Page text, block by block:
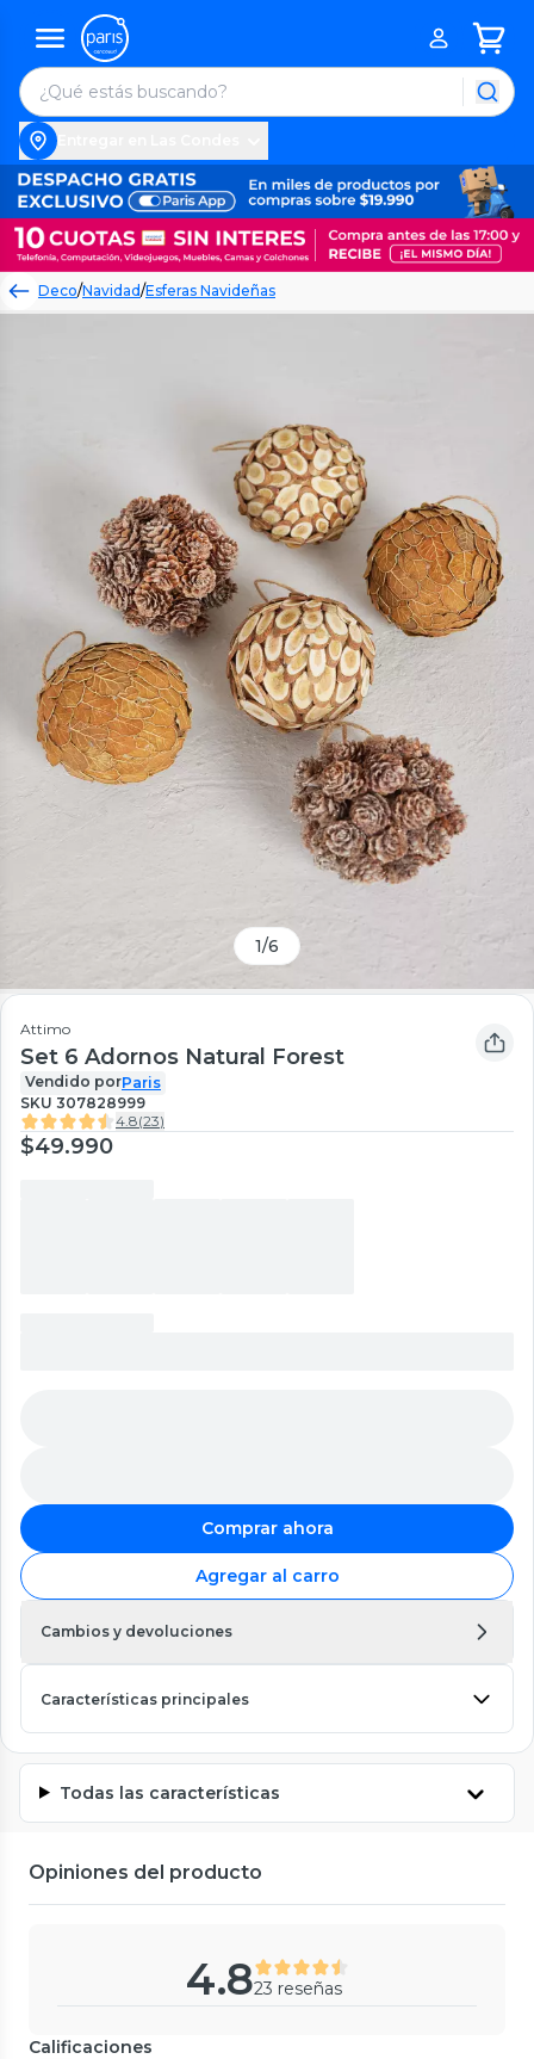
Deco/Navidad/Esferas Navideñas
1/6
Attimo
Set 6 Adornos Natural Forest
Vendido porParis
SKU 307828999
4.8(23)
$49.990
Comprar ahora
Agregar al carro
Cambios y devoluciones
Características principales
Todas las características
Opiniones del producto
4.823 reseñas
Calificaciones